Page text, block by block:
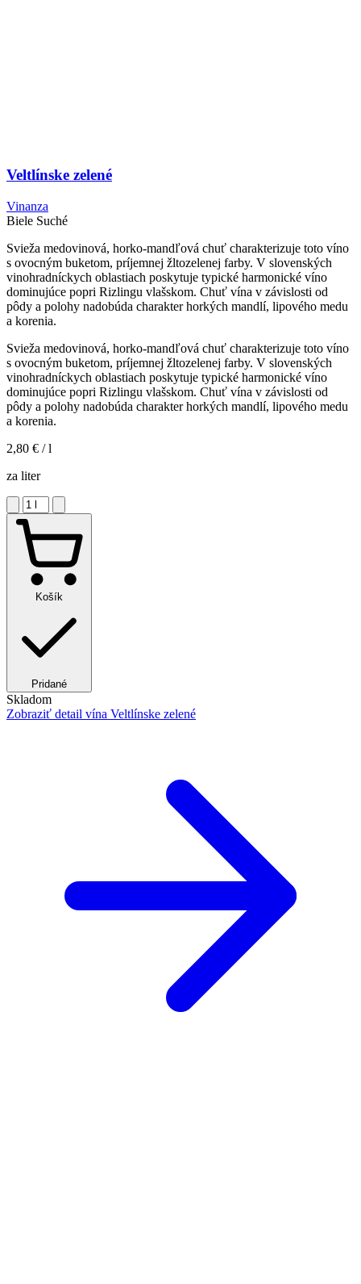
Veltlínske zelené
Vinanza
Biele Suché
Svieža medovinová, horko-mandľová chuť charakterizuje toto víno
s ovocným buketom, príjemnej žltozelenej farby. V slovenských
vinohradníckych oblastiach poskytuje typické harmonické víno
dominujúce popri Rizlingu vlašskom. Chuť vína v závislosti od
pôdy a polohy nadobúda charakter horkých mandlí, lipového medu
a korenia.
Svieža medovinová, horko-mandľová chuť charakterizuje toto víno
s ovocným buketom, príjemnej žltozelenej farby. V slovenských
vinohradníckych oblastiach poskytuje typické harmonické víno
dominujúce popri Rizlingu vlašskom. Chuť vína v závislosti od
pôdy a polohy nadobúda charakter horkých mandlí, lipového medu
a korenia.
2,80 € / l
za liter
Košík
Pridané
Skladom
Zobraziť detail vína Veltlínske zelené